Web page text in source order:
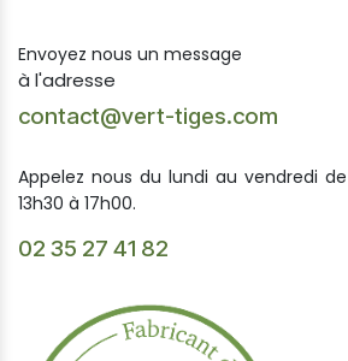
Envoyez nous un message
à l'adresse
contact@vert-tiges.com
Appelez nous du lundi au vendredi
13h30 à 17h00.
02 35 27 41 82